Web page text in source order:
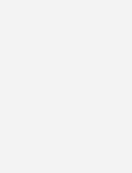
Kunden
effizienter. Wir
Schritt
wir hätten ihn gerne
für diese